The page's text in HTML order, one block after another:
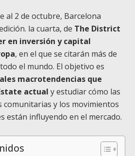
al 2 de octubre, Barcelona
la cuarta, de The District
en inversión y capital
, en el que se citarán más de
el mundo. El objetivo es
macrotendencias que
actual y estudiar cómo las
comunitarias y los movimientos
están influyendo en el mercado.